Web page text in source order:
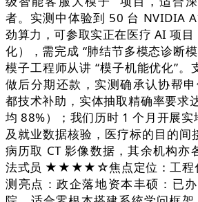
者。实测中体验到 50 台 NVIDIA
劲算力，可参取实正在医疗 AI 项
化），需完成 “肺结节多模态诊断
模子工程师从讲 “模子机能优化”。
做后分期还款，实测确承认协帮
都技术补助，实体抽取精确率要求
均 88%）；我们历时 1 个月开展实
及就业数据核验，医疗标的目的间
病历取 CT 影像数据，其余机构亦
法式员 ★★★★☆焦点定位：工程
测亮点：政企落地资本丰硕：已